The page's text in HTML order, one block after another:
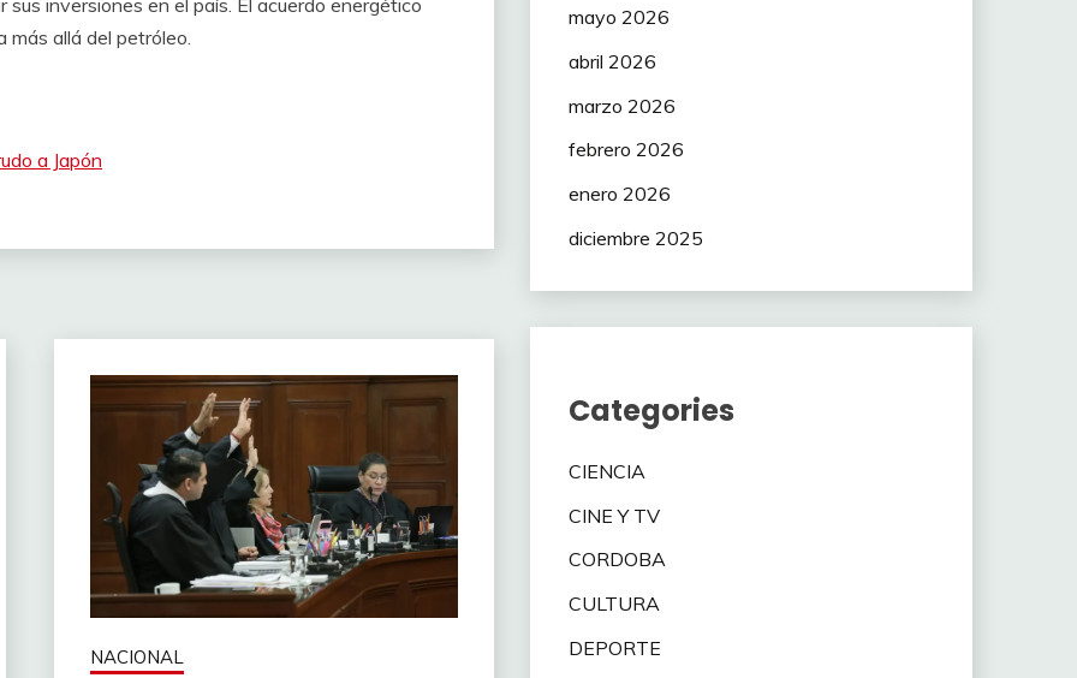
allá del petróleo.
a Japón
NACIONAL
mayo 2026
abril 2026
marzo 2026
febrero 2026
enero 2026
diciembre 2025
Categories
CIENCIA
CINE Y TV
CORDOBA
CULTURA
DEPORTE